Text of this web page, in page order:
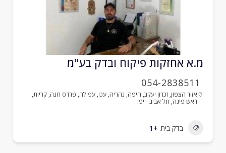
אחזקות פיקוח ובדק בע"מ
054-2838511
אזור הצפון,זכרון יעקב ,חיפה,נהריה,עכו,עפולה,פרדס חנה,קריות,
,תל אביב - יפו
בדק בית +1